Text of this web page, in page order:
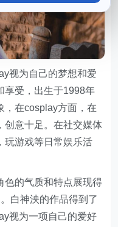
视为自己的梦想和爱
享受，出生于1998年
，在cosplay方面，在
创意十足。在社交媒体
玩游戏等日常娱乐活
色的气质和特点展现得
白神泱的作品得到了
视为一项自己的爱好